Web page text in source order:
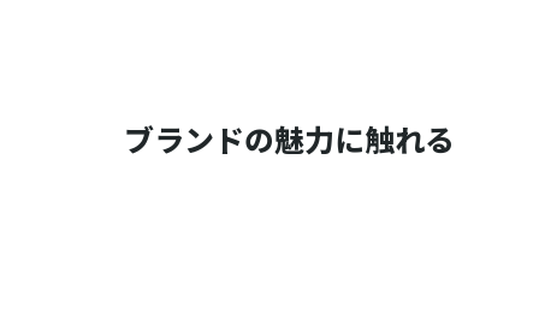
ブランドの魅力に触れる